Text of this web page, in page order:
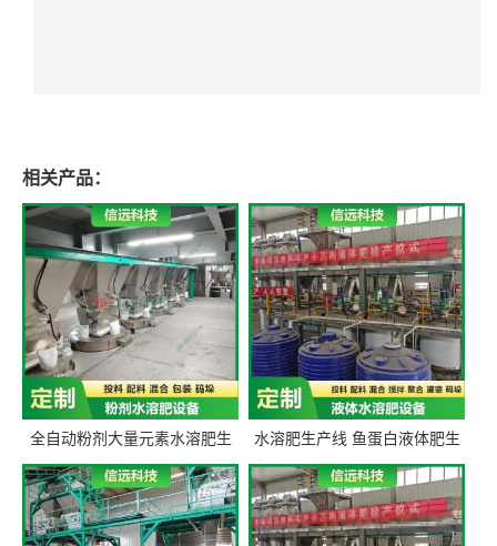
相关产品：
全自动粉剂大量元素水溶肥生
产设备 信远科技肥料生产设备
源头厂家
水溶肥生产线 鱼蛋白液体肥生
产设备 氨基酸液态肥全套设备